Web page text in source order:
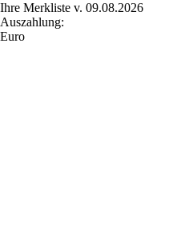
Ihre Merkliste v. 09.08.2026
Auszahlung:
Euro